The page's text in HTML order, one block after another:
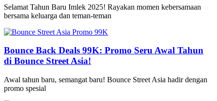
Selamat Tahun Baru Imlek 2025! Rayakan momen kebersamaan
bersama keluarga dan teman-teman
Bounce Back Deals 99K: Promo Seru Awal Tahun
di Bounce Street Asia!
Awal tahun baru, semangat baru! Bounce Street Asia hadir dengan
promo spesial